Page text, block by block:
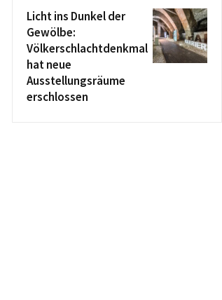
Licht ins Dunkel der
Gewölbe:
Völkerschlachtdenkmal
hat neue
Ausstellungsräume
erschlossen